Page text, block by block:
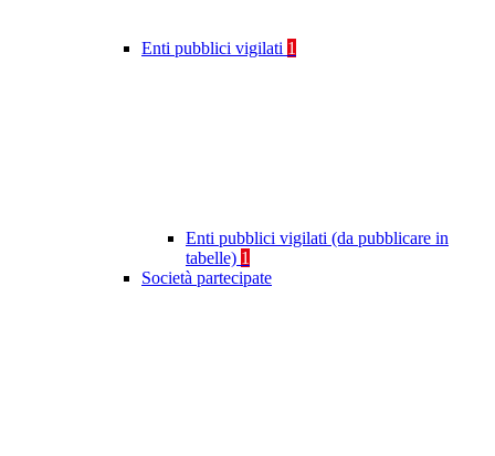
Enti pubblici vigilati 1
Enti pubblici vigilati (da pubblicare in
tabelle) 1
Società partecipate